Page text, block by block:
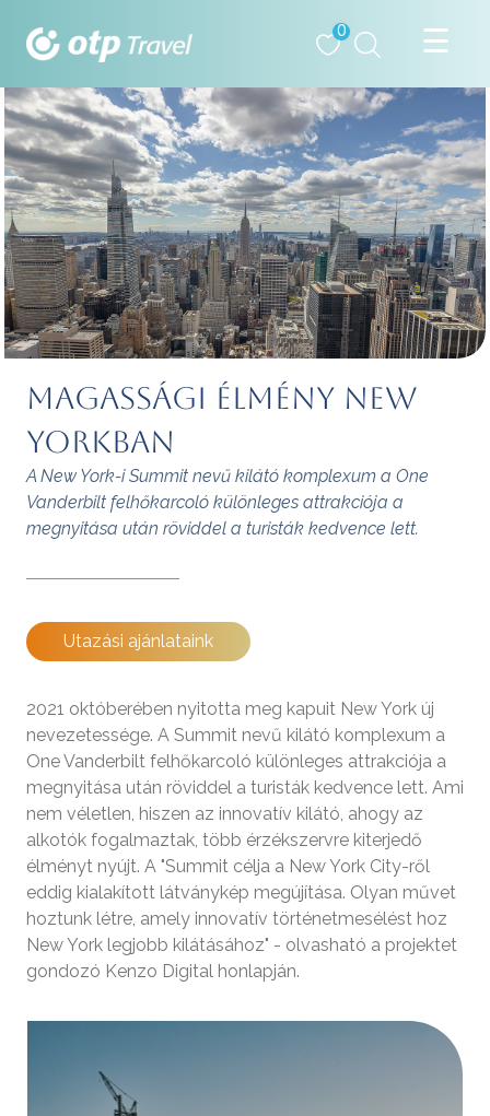
0
Magassági élmény New
Yorkban
A New York-i Summit nevű kilátó komplexum a One
Vanderbilt felhőkarcoló különleges attrakciója a
megnyitása után röviddel a turisták kedvence lett.
Utazási ajánlataink
2021 októberében nyitotta meg kapuit New York új
nevezetessége. A Summit nevű kilátó komplexum a
One Vanderbilt felhőkarcoló különleges attrakciója a
megnyitása után röviddel a turisták kedvence lett. Ami
nem véletlen, hiszen az innovatív kilátó, ahogy az
alkotók fogalmaztak, több érzékszervre kiterjedő
élményt nyújt. A "Summit célja a New York City-ről
eddig kialakított látványkép megújítása. Olyan művet
hoztunk létre, amely innovatív történetmesélést hoz
New York legjobb kilátásához" - olvasható a projektet
gondozó Kenzo Digital honlapján.